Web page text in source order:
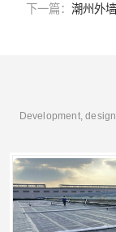
下一篇： 潮州外
Development,